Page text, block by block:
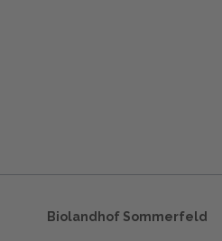
Biolandhof Sommerfeld